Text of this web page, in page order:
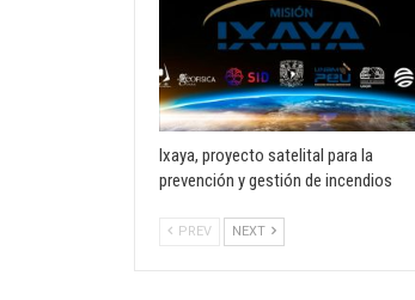
Ixaya, proyecto satelital para la
prevención y gestión de incendios
PREV NEXT